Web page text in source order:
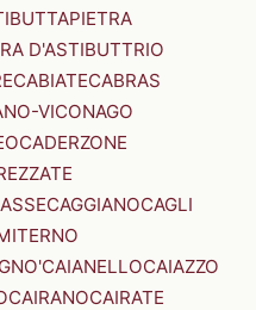
BUTTAPIETRA
D'ASTIBUTTRIO
CABIATECABRAS
VICONAGO
CADERZONE
CAGGIANOCAGLI
CAIANELLOCAIAZZO
CAIRANOCAIRATE